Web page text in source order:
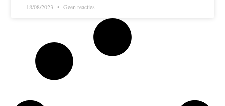
18/08/2023 Geen reacties